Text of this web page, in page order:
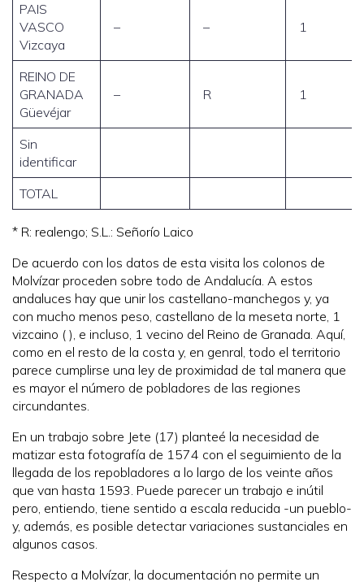
PAIS
VASCO
Vizcaya
– – 1
REINO DE
GRANADA
Güevéjar
– R 1
Sin
identificar
TOTAL
* R: realengo; S.L.: Señorío Laico
De acuerdo con los datos de esta visita los colonos de
Molvízar proceden sobre todo de Andalucía. A estos
andaluces hay que unir los castellano-manchegos y, ya
con mucho menos peso, castellano de la meseta norte, 1
vizcaino ( ), e incluso, 1 vecino del Reino de Granada. Aquí,
como en el resto de la costa y, en genral, todo el territorio
parece cumplirse una ley de proximidad de tal manera que
es mayor el número de pobladores de las regiones
circundantes.
En un trabajo sobre Jete (17) planteé la necesidad de
matizar esta fotografía de 1574 con el seguimiento de la
llegada de los repobladores a lo largo de los veinte años
que van hasta 1593. Puede parecer un trabajo e inútil
pero, entiendo, tiene sentido a escala reducida -un pueblo-
y, además, es posible detectar variaciones sustanciales en
algunos casos.
Respecto a Molvízar, la documentación no permite un